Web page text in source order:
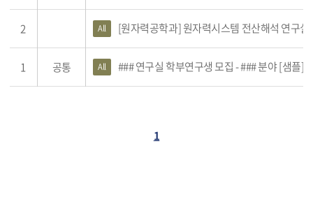
2 All [원자력공학과] 원자력시스템 전산해석 연구
1 공통 All ### 연구실 학부연구생 모집 - ### 분야 [샘플]
1